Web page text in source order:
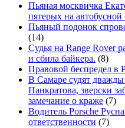
Пьяная москвичка
пятерых на автобусной
Пьяный подонок
(14)
Судья на Range Rover
и сбила байкера. (8)
Правовой беспредел в
В Самаре судят
Панкратова, зверски
замечание о краже (7)
Водитель Porsche
ответственности (7)